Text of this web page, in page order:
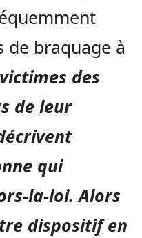
de braquage à
des
de leur
qui
la-loi. Alors
dispositif en